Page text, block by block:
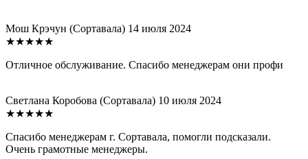
Мош Крэчун (Сортавала) 14 июля 2024
★★★★★
Отличное обслуживание. Спасибо менеджерам они профи
Светлана Коробова (Сортавала) 10 июля 2024
★★★★★
Спасибо менеджерам г. Сортавала, помогли подсказали.
Очень грамотные менеджеры.